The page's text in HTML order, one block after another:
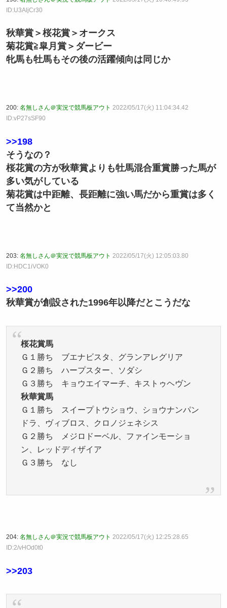
ID:U3AljCr30
秋華賞＞桜花賞＞オークス
菊花賞≧皐月賞＞ダービー
牝馬も牡馬もその後の活躍傾向は同じか
200: 名無しさん＠実況で競馬板アウト 2022/05/17(火) 11:04:34.42
ID:vP27sSF90
>>198
そうなの？
桜花賞の方が秋華賞よりも牡馬混合重賞勝った馬が
多い気がしている
菊花賞は中距離、長距離に強い馬だから重賞は多く
て当然かと
203: 名無しさん＠実況で競馬板アウト 2022/05/17(火) 12:05:03.80
ID:HDC1iVOK0
>>200
秋華賞が創設された1996年以降だとこうだな
桜花賞馬
Ｇ１勝ち ブエナビスタ、グランアレグリア
Ｇ２勝ち ハープスター、ソダシ
Ｇ３勝ち キョウエイマーチ、キストゥヘヴン
秋華賞馬
Ｇ１勝ち スイープトウショウ、ショウナンパン
ドラ、ヴィブロス、クロノジェネシス
Ｇ２勝ち メジロドーベル、ファインモーショ
ン、レッドディザイア
Ｇ３勝ち なし
204: 名無しさん＠実況で競馬板アウト 2022/05/17(火) 12:25:28.65
ID:2/vHOd0t0
>>203